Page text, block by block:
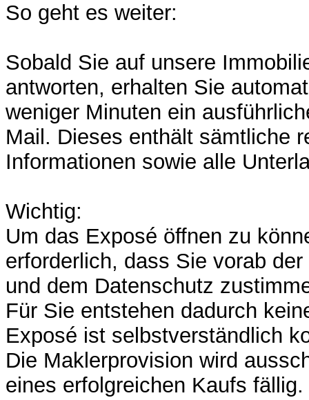
So geht es weiter:
Sobald Sie auf unsere
antworten, erhalten Sie
weniger Minuten ein
Mail. Dieses enthält sämtliche
Informationen sowie alle
Wichtig:
Um das Exposé öffnen zu
erforderlich, dass Sie vorab
und dem Datenschutz
Für Sie entstehen dadurch
Exposé ist selbstverständlich
Die Maklerprovision wird
eines erfolgreichen Kaufs fällig.